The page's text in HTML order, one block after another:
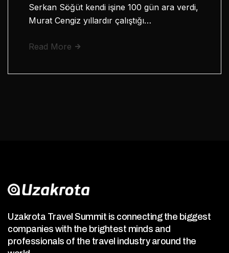
Serkan Söğüt kendi işine 100 gün ara verdi,
Murat Cengiz yıllardır çalıştığı…
Read More
Uzakrota Travel Summit is connecting the biggest
companies with the brightest minds and
professionals of the travel industry around the